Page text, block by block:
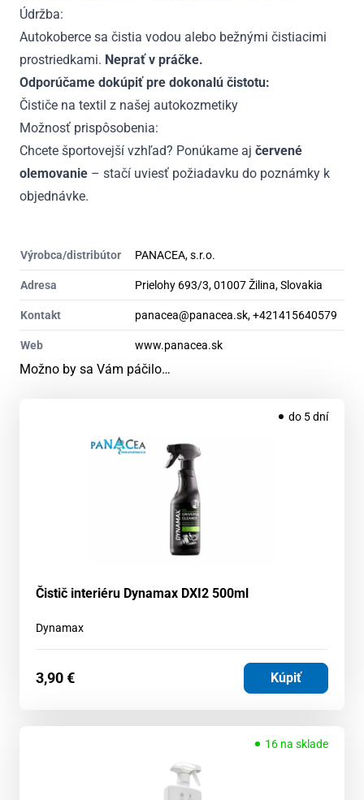
Údržba:
Autokoberce sa čistia vodou alebo bežnými čistiacimi
prostriedkami. Neprať v práčke.
Odporúčame dokúpiť pre dokonalú čistotu:
Čističe na textil z našej autokozmetiky
Možnosť prispôsobenia:
Chcete športovejší vzhľad? Ponúkame aj červené
olemovanie – stačí uviesť požiadavku do poznámky k
objednávke.
Výrobca/distribútor PANACEA, s.r.o.
Adresa Prielohy 693/3, 01007 Žilina, Slovakia
Kontakt panacea@panacea.sk, +421415640579
Web www.panacea.sk
Možno by sa Vám páčilo…
do 5 dní
Čistič interiéru Dynamax DXI2 500ml
Dynamax
3,90€ Kúpiť
16 na sklade